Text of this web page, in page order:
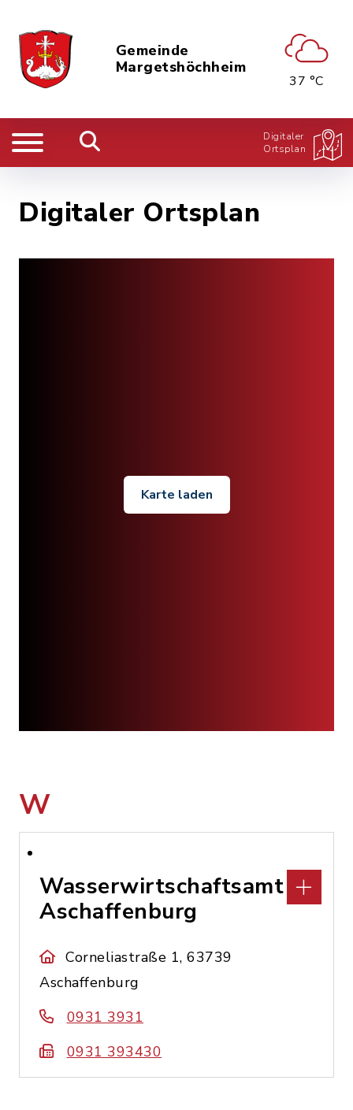
Gemeinde
Margetshöchheim
37 °C
Digitaler
Ortsplan
Digitaler Ortsplan
Karte laden
W
Wasserwirtschaftsamt
Aschaffenburg
Corneliastraße 1, 63739
Aschaffenburg
0931 3931
0931 393430